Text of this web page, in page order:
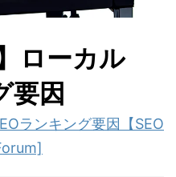
ローカル
要因
ランキング要因【SEO